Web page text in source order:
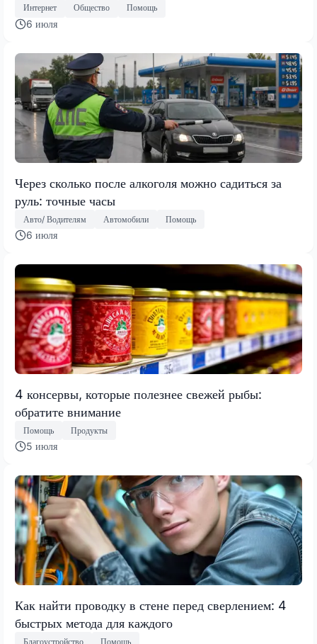
Интернет Общество Помощь
6 июля
Через сколько после алкоголя можно садиться за
руль: точные часы
Авто/ Водителям Автомобили Помощь
6 июля
4 консервы, которые полезнее свежей рыбы:
обратите внимание
Помощь Продукты
5 июля
Как найти проводку в стене перед сверлением: 4
быстрых метода для каждого
Благоустройство Помощь